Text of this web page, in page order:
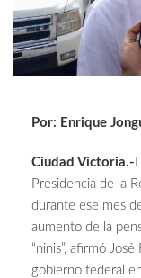
Por: Enrique
Ciudad Victoria.-
Presidencia de la
durante ese mes
aumento de la
“ninis”, afirmó
gobierno federal